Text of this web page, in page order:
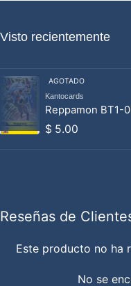
Visto recientemente
AGOTADO
Proveedor:
Kantocards
Reppamon BT1-
Precio habitual
$ 5.00
Reseñas de
Este producto no ha
No se